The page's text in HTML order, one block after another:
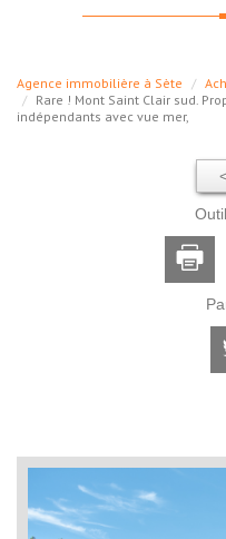
Agence immobilière à Sète
Rare ! Mont Saint Clair sud.
indépendants avec vue mer,